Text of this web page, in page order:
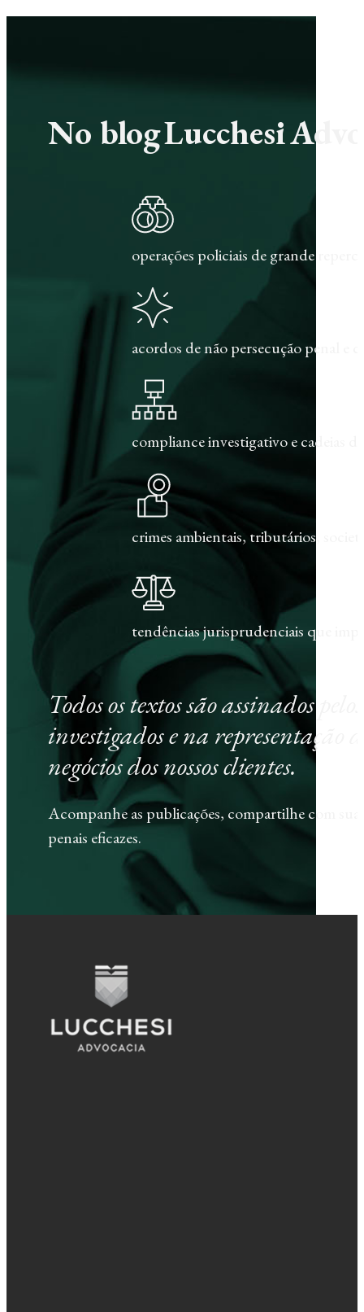
No blog Lucchesi
operações policiais de grande
acordos de não persecução penal e
compliance investigativo e cadeias
crimes ambientais, tributários,
tendências jurisprudenciais que
Todos os textos são assinados
investigados e na representação
negócios dos nossos clientes.
Acompanhe as publicações, compartilhe com
penais eficazes.